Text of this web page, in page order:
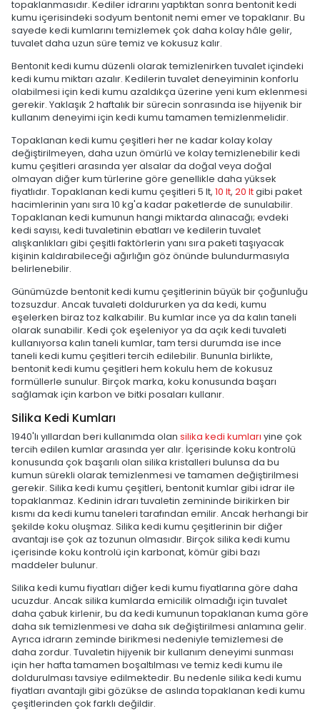
topaklanmasıdır. Kediler idrarını yaptıktan sonra bentonit kedi
kumu içerisindeki sodyum bentonit nemi emer ve topaklanır. Bu
sayede kedi kumlarını temizlemek çok daha kolay hâle gelir,
tuvalet daha uzun süre temiz ve kokusuz kalır.
Bentonit kedi kumu düzenli olarak temizlenirken tuvalet içindeki
kedi kumu miktarı azalır. Kedilerin tuvalet deneyiminin konforlu
olabilmesi için kedi kumu azaldıkça üzerine yeni kum eklenmesi
gerekir. Yaklaşık 2 haftalık bir sürecin sonrasında ise hijyenik bir
kullanım deneyimi için kedi kumu tamamen temizlenmelidir.
Topaklanan kedi kumu çeşitleri her ne kadar kolay kolay
değiştirilmeyen, daha uzun ömürlü ve kolay temizlenebilir kedi
kumu çeşitleri arasında yer alsalar da doğal veya doğal
olmayan diğer kum türlerine göre genellikle daha yüksek
fiyatlıdır. Topaklanan kedi kumu çeşitleri 5 lt, 10 lt, 20 ltgibi paket
hacimlerinin yanı sıra 10 kg'a kadar paketlerde de sunulabilir.
Topaklanan kedi kumunun hangi miktarda alınacağı; evdeki
kedi sayısı, kedi tuvaletinin ebatları ve kedilerin tuvalet
alışkanlıkları gibi çeşitli faktörlerin yanı sıra paketi taşıyacak
kişinin kaldırabileceği ağırlığın göz önünde bulundurmasıyla
belirlenebilir.
Günümüzde bentonit kedi kumu çeşitlerinin büyük bir çoğunluğu
tozsuzdur. Ancak tuvaleti doldururken ya da kedi, kumu
eşelerken biraz toz kalkabilir. Bu kumlar ince ya da kalın taneli
olarak sunabilir. Kedi çok eşeleniyor ya da açık kedi tuvaleti
kullanıyorsa kalın taneli kumlar, tam tersi durumda ise ince
taneli kedi kumu çeşitleri tercih edilebilir. Bununla birlikte,
bentonit kedi kumu çeşitleri hem kokulu hem de kokusuz
formüllerle sunulur. Birçok marka, koku konusunda başarı
sağlamak için karbon ve bitki posaları kullanır.
Silika Kedi Kumları
1940'lı yıllardan beri kullanımda olan silika kedi kumları yine çok
tercih edilen kumlar arasında yer alır. İçerisinde koku kontrolü
konusunda çok başarılı olan silika kristalleri bulunsa da bu
kumun sürekli olarak temizlenmesi ve tamamen değiştirilmesi
gerekir. Silika kedi kumu çeşitleri, bentonit kumlar gibi idrar ile
topaklanmaz. Kedinin idrarı tuvaletin zemininde birikirken bir
kısmı da kedi kumu taneleri tarafından emilir. Ancak herhangi bir
şekilde koku oluşmaz. Silika kedi kumu çeşitlerinin bir diğer
avantajı ise çok az tozunun olmasıdır. Birçok silika kedi kumu
içerisinde koku kontrolü için karbonat, kömür gibi bazı
maddeler bulunur.
Silika kedi kumu fiyatları diğer kedi kumu fiyatlarına göre daha
ucuzdur. Ancak silika kumlarda emicilik olmadığı için tuvalet
daha çabuk kirlenir, bu da kedi kumunun topaklanan kuma göre
daha sık temizlenmesi ve daha sık değiştirilmesi anlamına gelir.
Ayrıca idrarın zeminde birikmesi nedeniyle temizlemesi de
daha zordur. Tuvaletin hijyenik bir kullanım deneyimi sunması
için her hafta tamamen boşaltılması ve temiz kedi kumu ile
doldurulması tavsiye edilmektedir. Bu nedenle silika kedi kumu
fiyatları avantajlı gibi gözükse de aslında topaklanan kedi kumu
çeşitlerinden çok farklı değildir.